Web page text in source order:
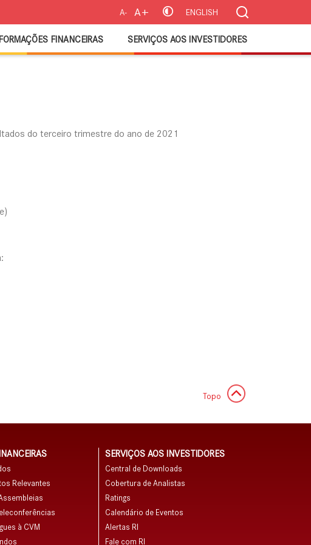
A- A+ ENGLISH
FINANCEIRAS SERVIÇOS AOS INVESTIDORES
do terceiro trimestre do ano de 2021
Topo
Relevantes
à CVM
SERVIÇOS AOS INVESTIDORES
Central de Downloads
Cobertura de Analistas
Ratings
Calendário de Eventos
Alertas RI
Fale com RI